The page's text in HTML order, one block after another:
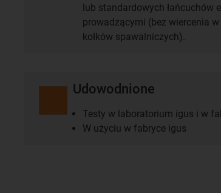
lub standardowych łańcuchów
prowadzącymi (bez wiercenia
kołków spawalniczych).
Udowodnione
Testy w laboratorium igus i w
W użyciu w fabryce igus